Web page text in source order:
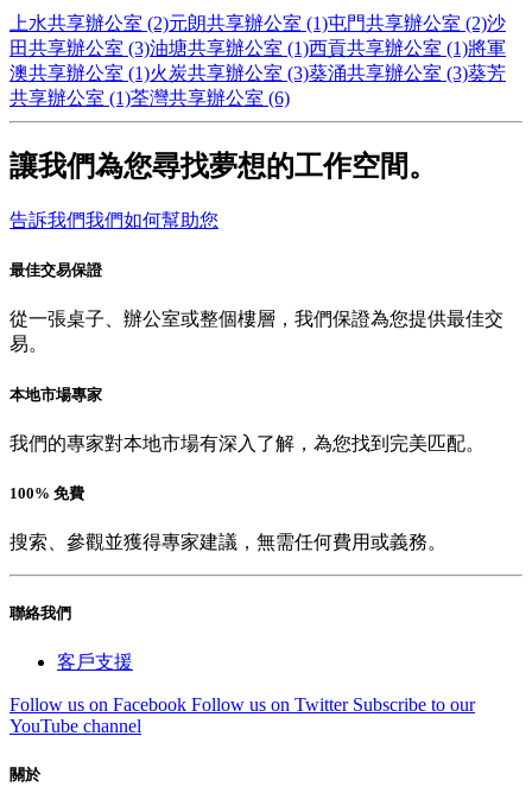
上水共享辦公室 (2)元朗共享辦公室 (1)屯門共享辦公室 (2)沙
田共享辦公室 (3)油塘共享辦公室 (1)西貢共享辦公室 (1)將軍
澳共享辦公室 (1)火炭共享辦公室 (3)葵涌共享辦公室 (3)葵芳
共享辦公室 (1)荃灣共享辦公室 (6)
讓我們為您尋找夢想的工作空間。
告訴我們我們如何幫助您
最佳交易保證
從一張桌子、辦公室或整個樓層，我們保證為您提供最佳交
易。
本地市場專家
我們的專家對本地市場有深入了解，為您找到完美匹配。
100% 免費
搜索、參觀並獲得專家建議，無需任何費用或義務。
聯絡我們
客戶支援
Follow us on Facebook Follow us on Twitter Subscribe to our
YouTube channel
關於